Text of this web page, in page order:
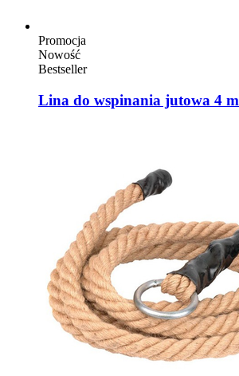
Promocja
Nowość
Bestseller
Lina do wspinania jutowa 4 m